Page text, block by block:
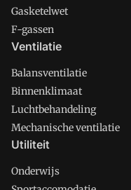
Gasketelwet
F-gassen
Ventilatie
Balansventilatie
Binnenklimaat
Luchtbehandeling
Mechanische ventilatie
Utiliteit
Onderwijs